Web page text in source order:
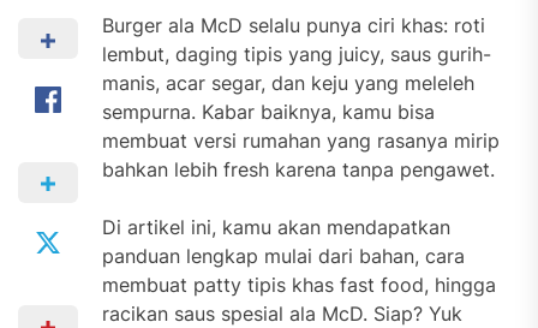
Burger ala McD selalu punya ciri khas: roti
lembut, daging tipis yang juicy, saus gurih-
manis, acar segar, dan keju yang meleleh
sempurna. Kabar baiknya, kamu bisa
membuat versi rumahan yang rasanya mirip
bahkan lebih fresh karena tanpa pengawet.
Di artikel ini, kamu akan mendapatkan
panduan lengkap mulai dari bahan, cara
membuat patty tipis khas fast food, hingga
racikan saus spesial ala McD. Siap? Yuk